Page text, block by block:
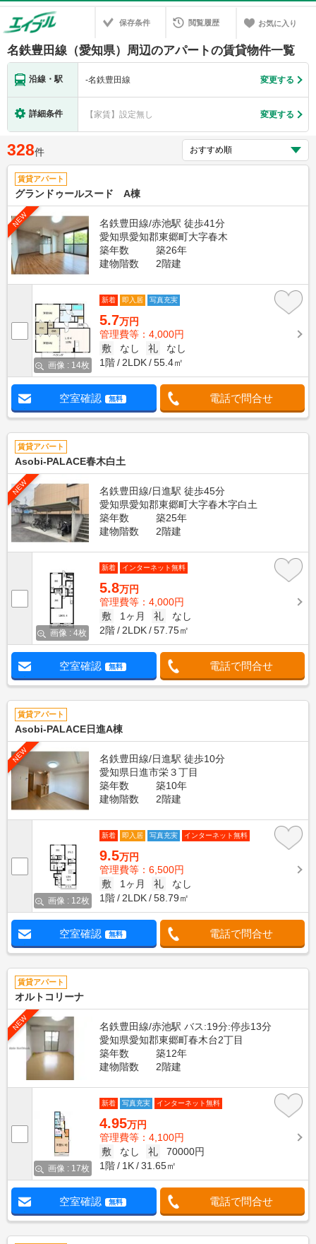
保存条件 閲覧履歴 お気に入り
名鉄豊田線（愛知県）周辺のアパートの賃貸物件一覧
沿線・駅 -名鉄豊田線 変更する
詳細条件 【家賃】設定無し 変更する
328件
賃貸アパート
グランドゥールスード A棟
NEW
名鉄豊田線/赤池駅 徒歩41分
愛知県愛知郡東郷町大字春木
築年数
築26年
建物階数
2階建
画像 : 14枚
新着 即入居 写真充実
5.7万円
管理費等：4,000円
敷
なし 礼
なし
1階
2LDK 55.4㎡
空室確認 無料 電話で問合せ
賃貸アパート
Asobi-PALACE春木白土
NEW
名鉄豊田線/日進駅 徒歩45分
愛知県愛知郡東郷町大字春木字白土
築年数
築25年
建物階数
2階建
画像 : 4枚
新着 インターネット無料
5.8万円
管理費等：4,000円
敷
1ヶ月 礼
なし
2階
2LDK 57.75㎡
空室確認 無料 電話で問合せ
賃貸アパート
Asobi-PALACE日進A棟
NEW
名鉄豊田線/日進駅 徒歩10分
愛知県日進市栄３丁目
築年数
築10年
建物階数
2階建
画像 : 12枚
新着 即入居 写真充実 インターネット無料
9.5万円
管理費等：6,500円
敷
1ヶ月 礼
なし
1階
2LDK 58.79㎡
空室確認 無料 電話で問合せ
賃貸アパート
オルトコリーナ
NEW
名鉄豊田線/赤池駅 バス:19分:停歩13分
愛知県愛知郡東郷町春木台2丁目
築年数
築12年
建物階数
2階建
画像 : 17枚
新着 写真充実 インターネット無料
4.95万円
管理費等：4,100円
敷
なし 礼
70000円
1階
1K 31.65㎡
空室確認 無料 電話で問合せ